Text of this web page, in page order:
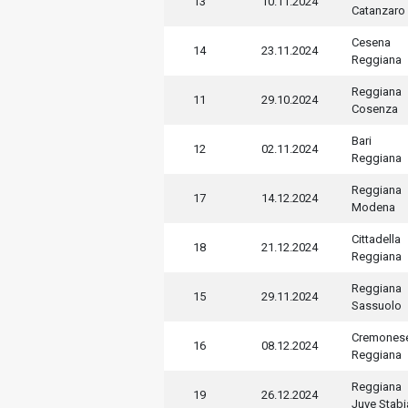
Catanzaro
14 23.11.2024
Cesena
Reggiana
11 29.10.2024
Reggiana
Cosenza
12 02.11.2024
Bari
Reggiana
17 14.12.2024
Reggiana
Modena
18 21.12.2024
Cittadella
Reggiana
15 29.11.2024
Reggiana
Sassuolo
16 08.12.2024
Reggiana
19 26.12.2024
Reggiana
Juve